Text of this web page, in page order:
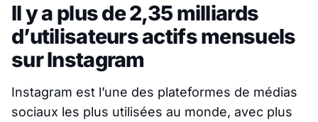
Il y a plus de 2,35 milliards
d’utilisateurs actifs mensuels
sur Instagram
Instagram est l’une des plateformes de médias
sociaux les plus utilisées au monde, avec plus